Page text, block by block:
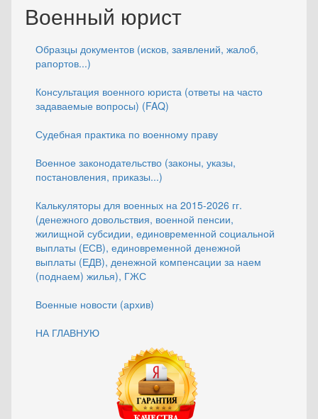
Военный юрист
Образцы документов (исков, заявлений, жалоб,
рапортов...)
Консультация военного юриста (ответы на часто
задаваемые вопросы) (FAQ)
Судебная практика по военному праву
Военное законодательство (законы, указы,
постановления, приказы...)
Калькуляторы для военных на 2015-2026 гг.
(денежного довольствия, военной пенсии,
жилищной субсидии, единовременной социальной
выплаты (ЕСВ), единовременной денежной
выплаты (ЕДВ), денежной компенсации за наем
(поднаем) жилья), ГЖС
Военные новости (архив)
НА ГЛАВНУЮ